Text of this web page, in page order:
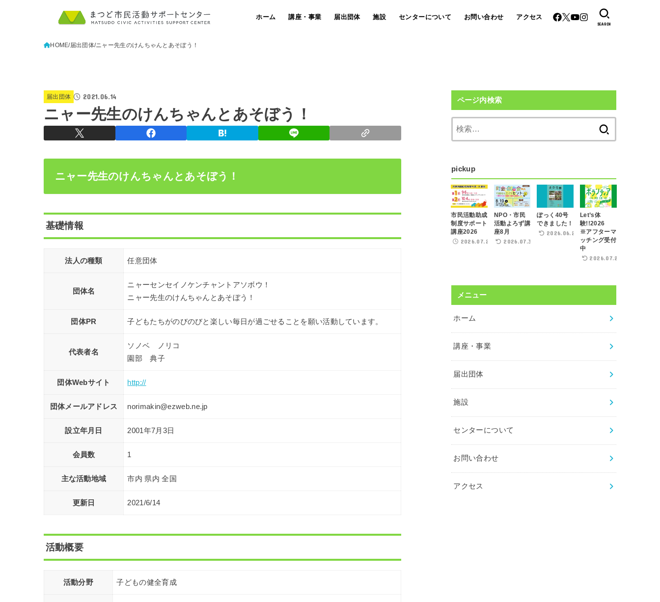
ホーム 講座・事業 届出団体 施設 センターについて お問い合わせ アクセス
SEARCH
HOME 届出団体 ニャー先生のけんちゃんとあそぼう！
届出団体 2021.06.14
ニャー先生のけんちゃんとあそぼう！
ニャー先生のけんちゃんとあそぼう！
基礎情報
法人の種類 任意団体
団体名
ニャーセンセイノケンチャントアソボウ！
ニャー先生のけんちゃんとあそぼう！
団体PR 子どもたちがのびのびと楽しい毎日が過ごせることを願い活動しています。
代表者名
ソノベ ノリコ
園部 典子
団体Webサイト http://
団体メールアドレス norimakin@ezweb.ne.jp
設立年月日 2001年7月3日
会員数 1
主な活動地域 市内 県内 全国
更新日 2021/6/14
活動概要
活動分野 子どもの健全育成
ページ内検索
pickup
市民活動助成
制度サポート
講座2026
2026.07.21
NPO・市民
活動よろず講
座8月
2026.07.31
ぽっく40号
できました！
2026.06.22
Let’s体
験!!2026
※アフターマ
ッチング受付
中
2026.07.29
メニュー
ホーム
講座・事業
届出団体
施設
センターについて
お問い合わせ
アクセス